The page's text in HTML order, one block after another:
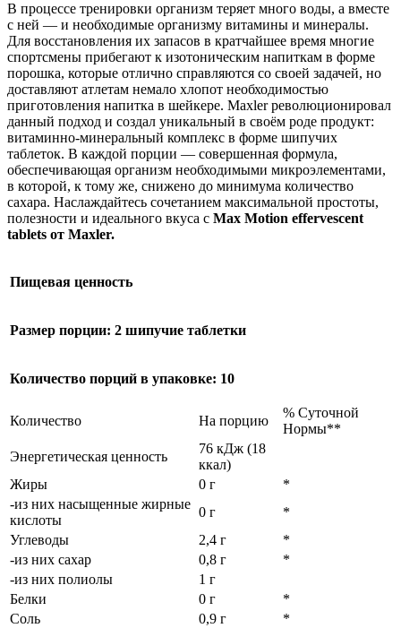
В процессе тренировки организм теряет много воды, а вместе
с ней — и необходимые организму витамины и минералы.
Для восстановления их запасов в кратчайшее время многие
спортсмены прибегают к изотоническим напиткам в форме
порошка, которые отлично справляются со своей задачей, но
доставляют атлетам немало хлопот необходимостью
приготовления напитка в шейкере. Maxler революционировал
данный подход и создал уникальный в своём роде продукт:
витаминно-минеральный комплекс в форме шипучих
таблеток. В каждой порции — совершенная формула,
обеспечивающая организм необходимыми микроэлементами,
в которой, к тому же, снижено до минимума количество
сахара. Наслаждайтесь сочетанием максимальной простоты,
полезности и идеального вкуса с Max Motion effervescent
tablets от Maxler.
Пищевая ценность
Размер порции: 2 шипучие таблетки
Количество порций в упаковке: 10
Количество На порцию
% Суточной
Нормы**
Энергетическая ценность
76 кДж (18
ккал)
Жиры
0 г
*
-из них насыщенные жирные
кислоты
0 г
*
Углеводы
2,4 г
*
-из них сахар
0,8 г
*
-из них полиолы
1 г
Белки
0 г
*
Соль
0,9 г
*